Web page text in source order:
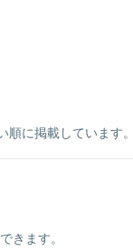
に掲載しています。
きます。